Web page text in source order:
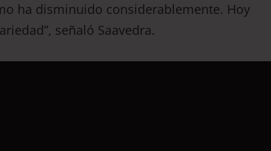
ha disminuido considerablemente. Hoy
señaló Saavedra.